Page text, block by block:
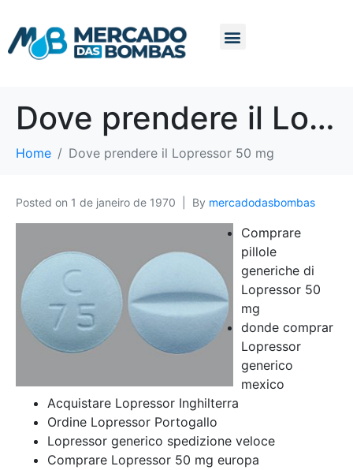
Dove prendere il Lopressor 50 mg
Home Dove prendere il Lopressor 50 mg
Posted on 1 de janeiro de 1970 By mercadodasbombas
Comprare
pillole
generiche di
Lopressor 50
mg
donde comprar
Lopressor
generico
mexico
Acquistare Lopressor Inghilterra
Ordine Lopressor Portogallo
Lopressor generico spedizione veloce
Comprare Lopressor 50 mg europa